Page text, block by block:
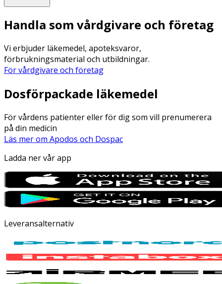
Handla som vårdgivare och företag
Vi erbjuder läkemedel, apoteksvaror,
förbrukningsmaterial och utbildningar.
För vårdgivare och företag
Dosförpackade läkemedel
För vårdens patienter eller för dig som vill prenumerera
på din medicin
Läs mer om Apodos och Dospac
Ladda ner vår app
Leveransalternativ